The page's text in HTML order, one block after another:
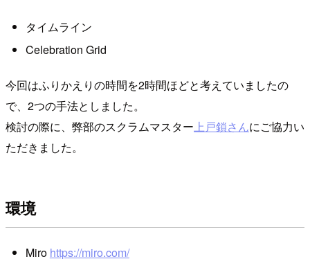
タイムライン
Celebration Grid
今回はふりかえりの時間を2時間ほどと考えていましたの
で、2つの手法としました。
検討の際に、弊部のスクラムマスター上戸鎖さんにご協力い
ただきました。
環境
Miro https://miro.com/